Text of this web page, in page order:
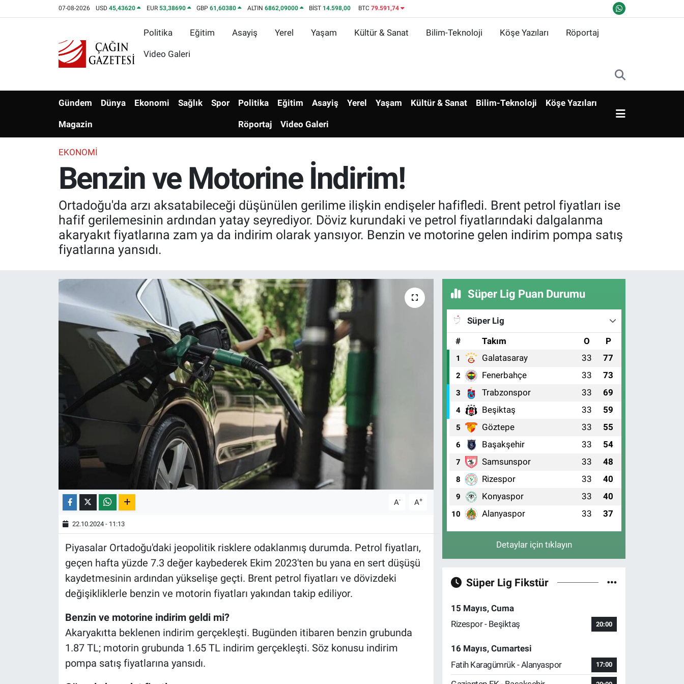
07-08-2026 USD45,43620 EUR 53,38690 GBP61,60380 ALTIN 6862,09000 BİST 14.598,00 BTC 79.591,74
Politika Eğitim Asayiş Yerel Yaşam Kültür & Sanat Bilim-Teknoloji Köşe Yazıları Röportaj
Video Galeri
Gündem Dünya Ekonomi Sağlık Spor
Magazin
Politika Eğitim Asayiş Yerel Yaşam Kültür & Sanat Bilim-Teknoloji Köşe Yazıları
Röportaj Video Galeri
EKONOMI
Benzin ve Motorine İndirim!
Ortadoğu'da arzı aksatabileceği düşünülen gerilime ilişkin endişeler hafifledi. Brent petrol fiyatları ise
hafif gerilemesinin ardından yatay seyrediyor. Döviz kurundaki ve petrol fiyatlarındaki dalgalanma
akaryakıt fiyatlarına zam ya da indirim olarak yansıyor. Benzin ve motorine gelen indirim pompa satış
fiyatlarına yansıdı.
A- A+
22.10.2024 - 11:13
Piyasalar Ortadoğu'daki jeopolitik risklere odaklanmış durumda. Petrol fiyatları,
geçen hafta yüzde 7.3 değer kaybederek Ekim 2023'ten bu yana en sert düşüşü
kaydetmesinin ardından yükselişe geçti. Brent petrol fiyatları ve dövizdeki
değişikliklerle benzin ve motorin fiyatları yakından takip ediliyor.
Benzin ve motorine indirim geldi mi?
Akaryakıtta beklenen indirim gerçekleşti. Bugünden itibaren benzin grubunda
1.87 TL; motorin grubunda 1.65 TL indirim gerçekleşti. Söz konusu indirim
pompa satış fiyatlarına yansıdı.
Süper Lig Puan Durumu
Süper Lig
#
Takım O P
1 Galatasaray 33 77
2 Fenerbahçe 33 73
3 Trabzonspor 33 69
4 Beşiktaş 33 59
5 Göztepe 33 55
6 Başakşehir 33 54
7 Samsunspor 33 48
8 Rizespor 33 40
9 Konyaspor 33 40
10 Alanyaspor 33 37
Detaylar için tıklayın
Süper Lig Fikstür
15 Mayıs, Cuma
Rizespor - Beşiktaş
20:00
16 Mayıs, Cumartesi
Fatih Karagümrük - Alanyaspor
17:00
Asayiş
Kültür & Sanat
Köşe Yazıları
Röportaj
Nöbetçi Eczaneler
Hava Durumu
Namaz Vakitleri
Tüm Manşetler
Haber Arşivi